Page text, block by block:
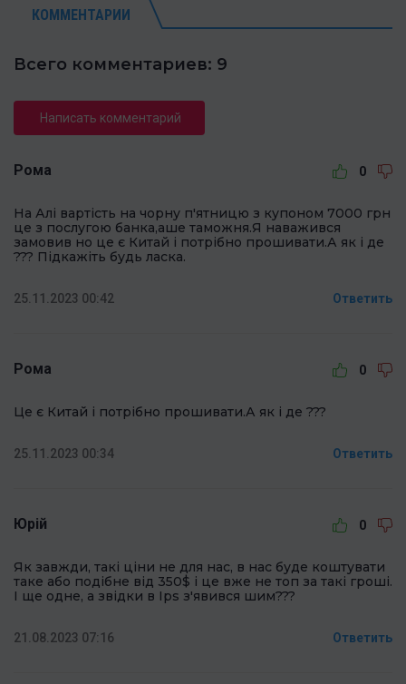
КОММЕНТАРИИ
Всего комментариев: 9
Написать комментарий
Рома 0
На Алі вартість на чорну п'ятницю з купоном 7000 грн
це з послугою банка,аше таможня.Я наважився
замовив но це є Китай і потрібно прошивати.А як і де
??? Підкажіть будь ласка.
25.11.2023 00:42 Ответить
Рома 0
Це є Китай і потрібно прошивати.А як і де ???
25.11.2023 00:34 Ответить
Юрій 0
Як завжди, такі ціни не для нас, в нас буде коштувати
таке або подібне від 350$ і це вже не топ за такі гроші.
І ще одне, а звідки в Ips з'явився шим???
21.08.2023 07:16 Ответить